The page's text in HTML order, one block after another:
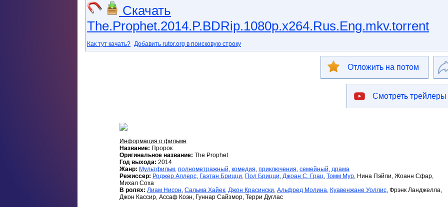
Скачать
The.Prophet.2014.P.BDRip.1080p.x264.Rus.Eng.mkv.torrent
Как тут качать? Добавить rutor.org в поисковую строку
Отложить на потом
Смотреть трейлеры
Информация о фильме
Название: Пророк
Оригинальное название: The Prophet
Год выхода: 2014
Жанр: Мультфильм, полнометражный, комедия, приключения, семейный, драма
Режиссер: Роджер Аллерс, Гаэтан Брицци, Пол Брицци, Джоан С. Грац, Томм Мур, Нина Пэйли, Жоанн Сфар,
Михал Соха
В ролях: Лиам Нисон, Сальма Хайек, Джон Красински, Альфред Молина, Куавенжане Уоллис, Фрэнк Ланджелла,
Джон Кассир, Ассаф Коэн, Гуннар Сайзмор, Терри Дуглас